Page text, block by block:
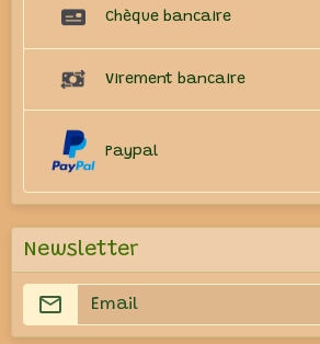
Chèque bancaire
Virement bancaire
Paypal
Newsletter